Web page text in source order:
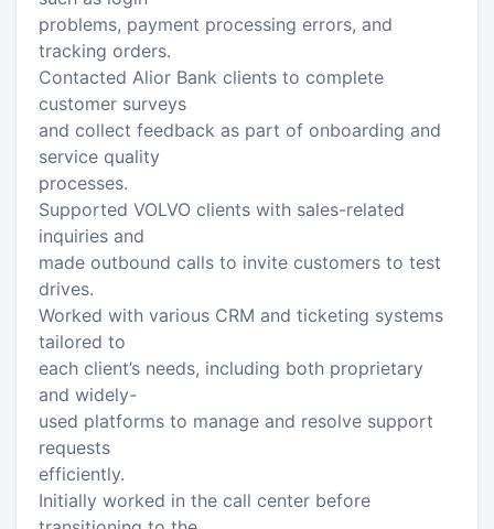
problems, payment processing errors, and
tracking orders.
Contacted Alior Bank clients to complete
customer surveys
and collect feedback as part of onboarding and
service quality
processes.
Supported VOLVO clients with sales-related
inquiries and
made outbound calls to invite customers to test
drives.
Worked with various CRM and ticketing systems
tailored to
each client’s needs, including both proprietary
and widely-
used platforms to manage and resolve support
requests
efficiently.
Initially worked in the call center before